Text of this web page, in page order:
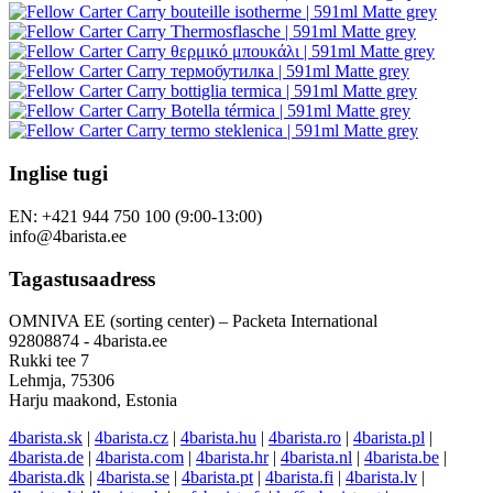
Inglise tugi
EN: +421 944 750 100 (9:00-13:00)
info@4barista.ee
Tagastusaadress
OMNIVA EE (sorting center) – Packeta International
92808874 - 4barista.ee
Rukki tee 7
Lehmja, 75306
Harju maakond, Estonia
4barista.sk | 4barista.cz | 4barista.hu | 4barista.ro | 4barista.pl |
4barista.de | 4barista.com | 4barista.hr| 4barista.nl | 4barista.be |
4barista.dk | 4barista.se | 4barista.pt | 4barista.fi | 4barista.lv |